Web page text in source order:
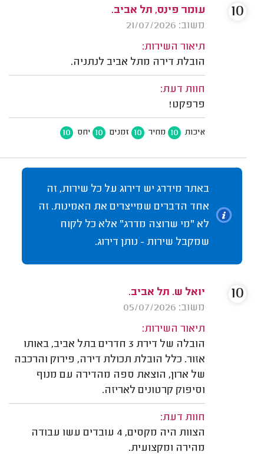
עומר פינס, תל אביב.
משוב: 21/07/2026
תיאור השירות:
הובלת דירה מתל אביב לנתניה.
חוות דעת:
פרפקט!
איכות 10 מחיר 10 זמנים 10 יחס 10
10
באתר מידרג יש דירוג על כל שירות, זה
אחד הדברים שמייצרים את האמינות. זה
לא "מי שרוצה מדרג" אלא כל לקוח
שמקבל שירות - נותן דירוג.
יואל ש. תל אביב.
משוב: 05/07/2026
תיאור השירות:
הובלה של דירת 3 חדרים בתל אביב, באותו
אזור. כלל הובלת תכולת דירה, פירוק והרכבה
של ארון, הוצאת ספה מהדירה עם מנוף
וסיפוק קרטונים לאריזה.
חוות דעת:
הצוות היה מקסים, 4 עובדים עשו עבודה
מהירה ומקצועית.
10